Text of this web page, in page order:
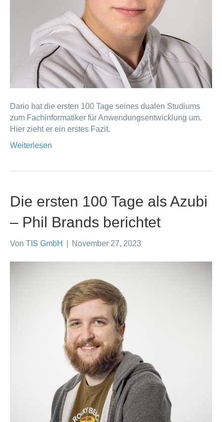
Dario hat die ersten 100 Tage seines dualen Studiums
zum Fachinformatiker für Anwendungsentwicklung um.
Hier zieht er ein erstes Fazit.
Weiterlesen
Die ersten 100 Tage als Azubi
– Phil Brands berichtet
Von TIS GmbH November 27, 2023